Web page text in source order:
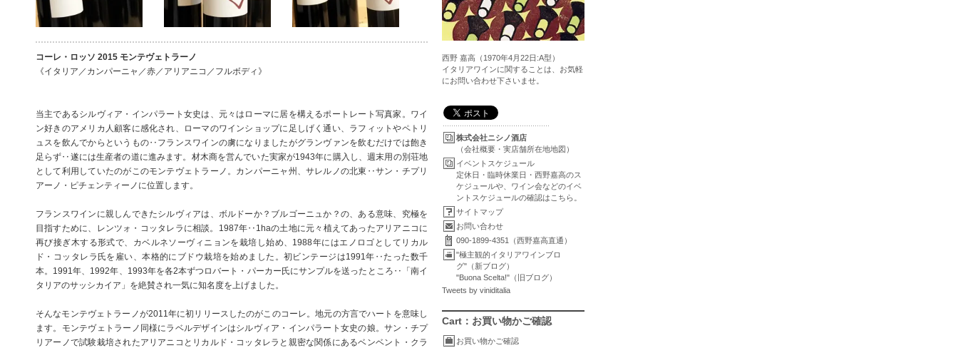
コーレ・ロッソ 2015 モンテヴェトラーノ
《イタリア／カンパーニャ／赤／アリアニコ／フルボディ》
当主であるシルヴィア・インパラート女史は、元々はローマに居を構えるポートレート写真家。ワイ
ン好きのアメリカ人顧客に感化され、ローマのワインショップに足しげく通い、ラフィットやペトリ
ュスを飲んでからというもの‥フランスワインの虜になりましたがグランヴァンを飲むだけでは飽き
足らず‥遂には生産者の道に進みます。材木商を営んでいた実家が1943年に購入し、週末用の別荘地
として利用していたのがこのモンテヴェトラーノ。カンパーニャ州、サレルノの北東‥サン・チプリ
アーノ・ピチェンティーノに位置します。
フランスワインに親しんできたシルヴィアは、ボルドーか？ブルゴーニュか？の、ある意味、究極を
目指すために、レンツォ・コッタレラに相談。1987年‥1haの土地に元々植えてあったアリアニコに
再び接ぎ木する形式で、カベルネソーヴィニョンを栽培し始め、1988年にはエノロゴとしてリカル
ド・コッタレラ氏を雇い、本格的にブドウ栽培を始めました。初ビンテージは1991年‥たった数千
本。1991年、1992年、1993年を各2本ずつロバート・パーカー氏にサンプルを送ったところ‥「南イ
タリアのサッシカイア」を絶賛され一気に知名度を上げました。
そんなモンテヴェトラーノが2011年に初リリースしたのがこのコーレ。地元の方言でハートを意味し
ます。モンテヴェトラーノ同様にラベルデザインはシルヴィア・インパラート女史の娘。サン・チプ
リアーノで試験栽培されたアリアニコとリカルド・コッタレラと親密な関係にあるベンベント・クラ
西野 嘉高（1970年4月22日:A型）
イタリアワインに関することは、お気軽
にお問い合わせ下さいませ。
株式会社ニシノ酒店
（会社概要・実店舗所在地地図）
イベントスケジュール
定休日・臨時休業日・西野嘉高のス
ケジュールや、ワイン会などのイベ
ントスケジュールの確認はこちら。
サイトマップ
お問い合わせ
090-1899-4351（西野嘉高直通）
"極主観的イタリアワインブロ
グ"（新ブログ）
"Buona Scelta!"（旧ブログ）
Tweets by viniditalia
Cart：お買い物かご確認
お買い物かご確認